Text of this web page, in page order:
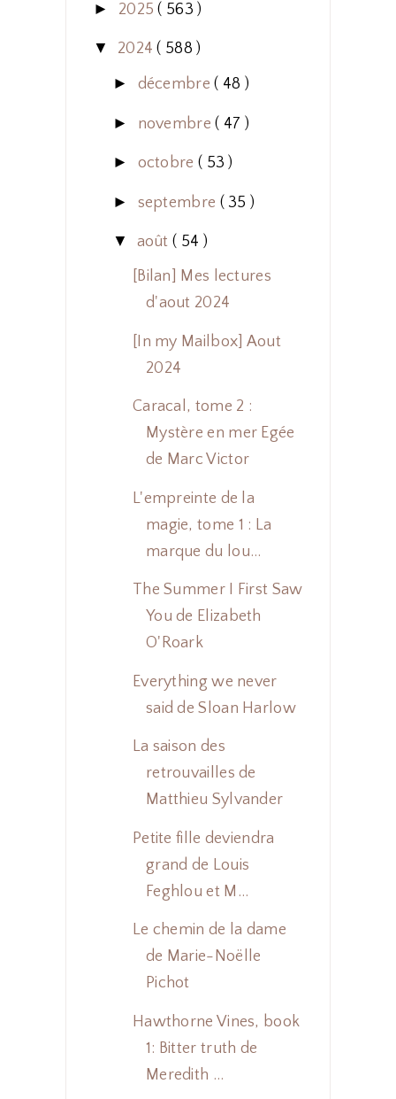
► 2025( 563 )
▼ 2024( 588 )
► décembre( 48 )
► novembre( 47 )
► octobre ( 53 )
► septembre ( 35 )
▼ août( 54 )
[Bilan] Mes lectures
d'aout 2024
[In my Mailbox] Aout
2024
Caracal, tome 2 :
Mystère en mer Egée
de Marc Victor
L'empreinte de la
magie, tome 1 : La
marque du lou...
The Summer I First Saw
You de Elizabeth
O'Roark
Everything we never
said de Sloan Harlow
La saison des
retrouvailles de
Matthieu Sylvander
Petite fille deviendra
grand de Louis
Feghlou et M...
Le chemin de la dame
de Marie-Noëlle
Pichot
Hawthorne Vines, book
1: Bitter truth de
Meredith ...